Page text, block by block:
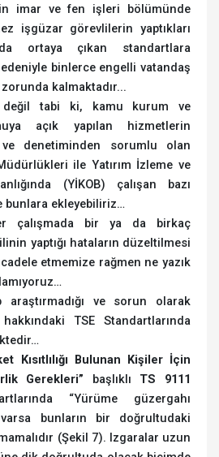
imar ve fen işleri bölümünde
işgüzar görevlilerin yaptıkları
ortaya çıkan standartlara
binlerce engelli vatandaş
kalmaktadır...
değil tabi ki, kamu kurum ve
açık yapılan hizmetlerin
ve denetiminden sorumlu olan
ile Yatırım İzleme ve
(YİKOB) çalışan bazı
bunlara ekleyebiliriz…
çalışmada bir ya da birkaç
yaptığı hataların düzeltilmesi
etmemize rağmen ne yazık
araştırmadığı ve sorun olarak
hakkındaki TSE Standartlarında
Kısıtlılığı Bulunan Kişiler İçin
Gerekleri” başlıklı TS 9111
“Yürüme güzergahı
bunların bir doğrultudaki
(Şekil 7). Izgaralar uzun